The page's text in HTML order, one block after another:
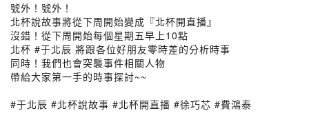
號外！號外！
北杯說故事將從下周開始變成『北杯開直播』
沒錯！從下周開始每個星期五早上10點
北杯 #于北辰 將跟各位好朋友零時差的分析時事
同時！我們也會突襲事件相關人物
帶給大家第一手的時事探討~~
#于北辰 #北杯說故事 #北杯開直播 #徐巧芯 #費鴻泰